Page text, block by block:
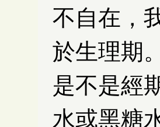
不自在，
於生理期
是不是經
水或黑糖